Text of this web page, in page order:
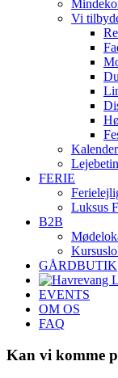
Vi
Kalender
FERIE
Luksus
B2B
GÅRDBUTIK
EVENTS
OM OS
FAQ
Kan vi komme